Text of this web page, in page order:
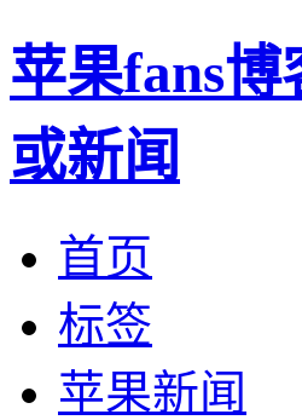
苹果fans
或新闻
首页
标签
苹果新闻